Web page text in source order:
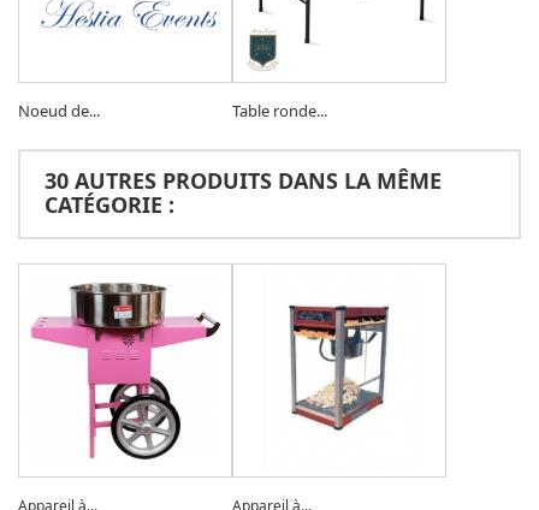
Noeud de... Table ronde...
30 AUTRES PRODUITS DANS LA MÊME
CATÉGORIE :
Appareil à... Appareil à...